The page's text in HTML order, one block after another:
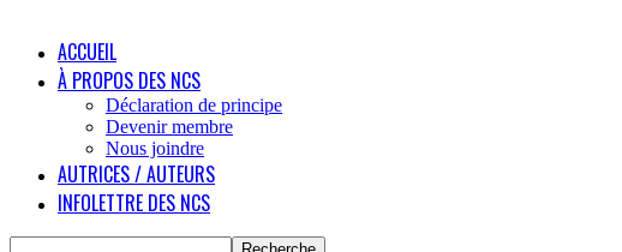
ACCUEIL
À PROPOS DES NCS
Déclaration de principe
Devenir membre
Nous joindre
AUTRICES / AUTEURS
INFOLETTRE DES NCS